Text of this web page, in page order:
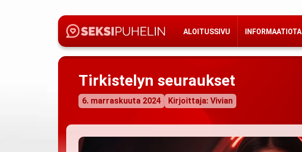
ALOITUSSIVU INFORMAATIOTA
Tirkistelyn seuraukset
6. marraskuuta 2024 Kirjoittaja: Vivian